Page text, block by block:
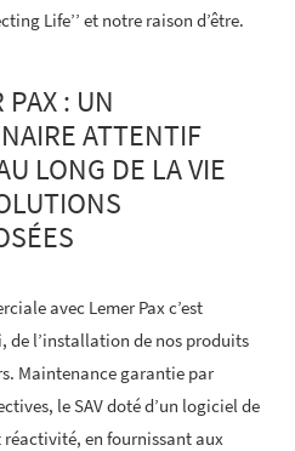
Life’’ et notre raison d’être.
PAX : UN
ATTENTIF
LONG DE LA VIE
avec Lemer Pax c’est
de l’installation de nos produits
Maintenance garantie par
le SAV doté d’un logiciel de
réactivité, en fournissant aux